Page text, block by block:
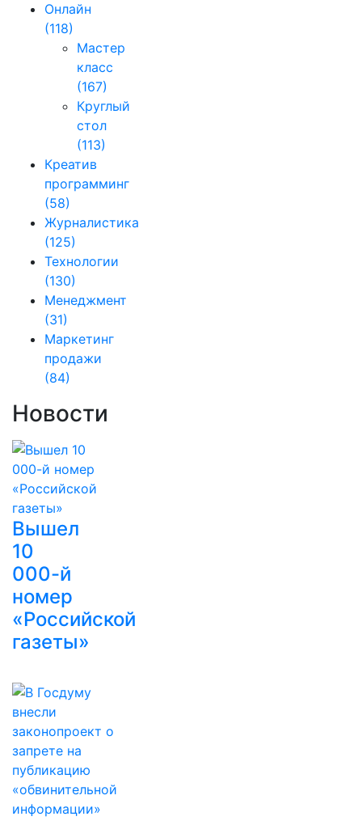
Онлайн
(118)
Мастер
класс
(167)
Круглый
стол
(113)
Креатив
программинг
(58)
Журналистика
(125)
Технологии
(130)
Менеджмент
(31)
Маркетинг
продажи
(84)
Новости
Вышел
10
000-й
номер
«Российской
газеты»